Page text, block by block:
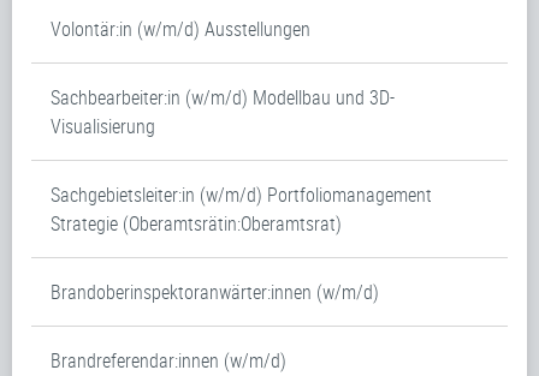
Volontär:in (w/m/d) Ausstellungen
Sachbearbeiter:in (w/m/d) Modellbau und 3D-
Visualisierung
Sachgebietsleiter:in (w/m/d) Portfoliomanagement
Strategie (Oberamtsrätin:Oberamtsrat)
Brandoberinspektoranwärter:innen (w/m/d)
Brandreferendar:innen (w/m/d)